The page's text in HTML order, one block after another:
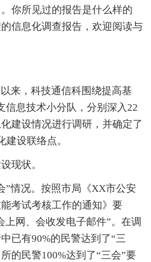
你所见过的报告是什么样的
信息化调查报告，欢迎阅读与
来，科技通信科围绕提高基
信息技术小分队，分别深入22
建设情况进行调研，并确定了
设联络点。
现状。
”情况。按照市局《XX市公安
考试考核工作的通知》要
上网、会收发电子邮件”。在调
已有90%的民警达到了“三
的民警100%达到了“三会”要